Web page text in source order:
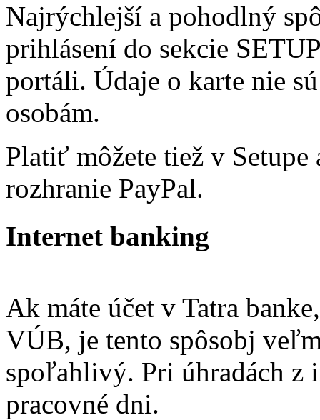
Najrýchlejší a pohodlný
prihlásení do sekcie
portáli. Údaje o karte nie
osobám.
Platiť môžete tiež v Setupe
rozhranie PayPal.
Internet banking
Ak máte účet v Tatra
VÚB, je tento spôsobj
spoľahlivý. Pri úhradách z
pracovné dni.